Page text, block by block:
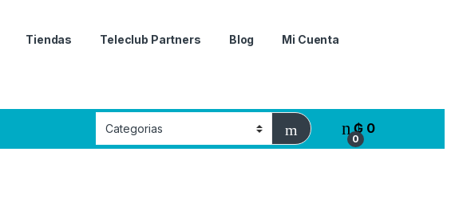
Tiendas Teleclub Partners Blog Mi Cuenta
0
₲ 0